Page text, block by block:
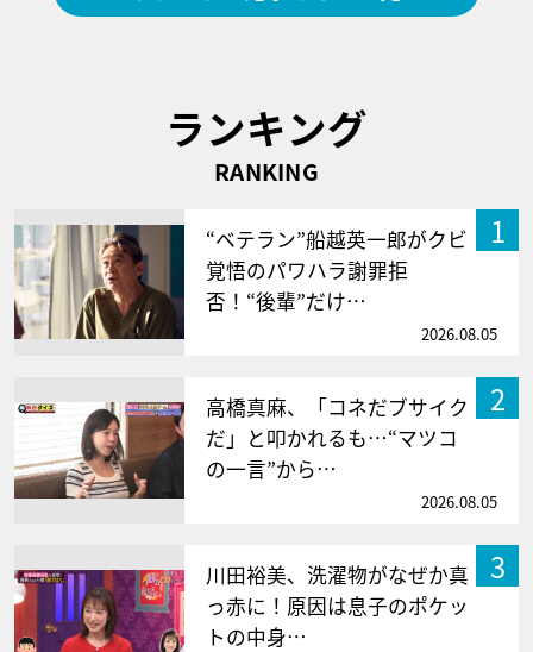
ランキング
RANKING
1
“ベテラン”船越英一郎がクビ
覚悟のパワハラ謝罪拒
否！“後輩”だけ…
2026.08.05
2
高橋真麻、「コネだブサイク
だ」と叩かれるも…“マツコ
の一言”から…
2026.08.05
3
川田裕美、洗濯物がなぜか真
っ赤に！原因は息子のポケッ
トの中身…